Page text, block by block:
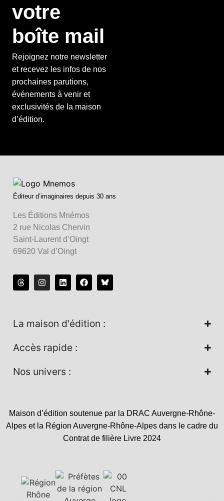
votre
boîte mail
Rejoignez notre newsletter
et recevez les infos de nos
prochaines parutions,
événements à venir et
exclusivités de la maison
d’édition.
Éditeur d’imaginaires depuis 30 ans
Les Éditions Mnémos
2 rue Nicolas Chervin
Saint-Laurent d’Oingt
69620 Val d’Oingt
La maison d'édition :
Accès rapide :
Nos univers :
Maison d’édition soutenue par la DRAC Auvergne-Rhône-
Alpes et la Région Auvergne-Rhône-Alpes dans le cadre du
Contrat de filière Livre 2024